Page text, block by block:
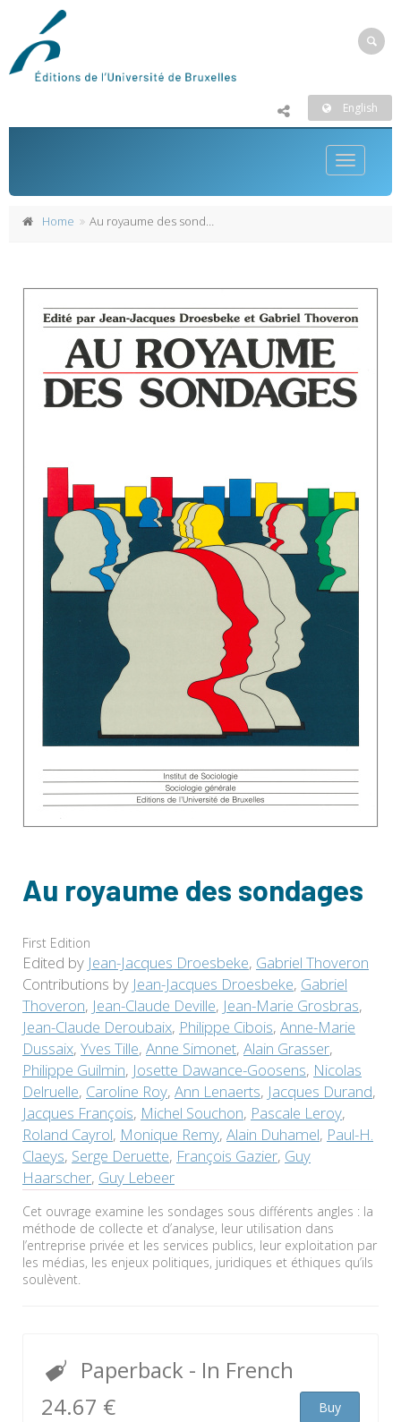
English
Toggle
Home Au royaume des sondages
Au royaume des sondages
First Edition
Edited by Jean-Jacques Droesbeke, Gabriel Thoveron
Contributions by Jean-Jacques Droesbeke, Gabriel
Thoveron, Jean-Claude Deville, Jean-Marie Grosbras,
Jean-Claude Deroubaix, Philippe Cibois, Anne-Marie
Dussaix, Yves Tille, Anne Simonet, Alain Grasser,
Philippe Guilmin, Josette Dawance-Goosens, Nicolas
Delruelle, Caroline Roy, Ann Lenaerts, Jacques Durand,
Jacques François, Michel Souchon, Pascale Leroy,
Roland Cayrol, Monique Remy, Alain Duhamel, Paul-H.
Claeys, Serge Deruette, François Gazier, Guy
Haarscher, Guy Lebeer
Cet ouvrage examine les sondages sous différents angles : la
méthode de collecte et d’analyse, leur utilisation dans
l’entreprise privée et les services publics, leur exploitation par
les médias, les enjeux politiques, juridiques et éthiques qu’ils
soulèvent.
Paperback - In French
24.67 €
Buy